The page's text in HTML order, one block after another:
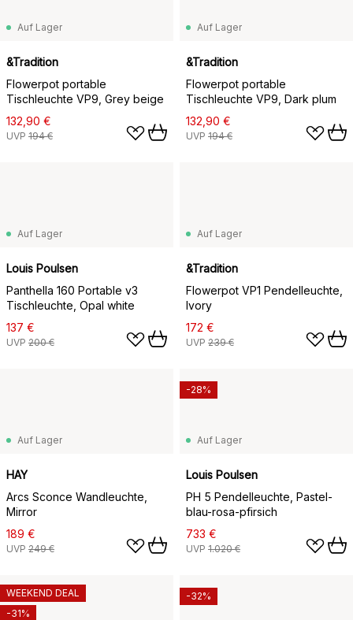
Auf Lager
&Tradition
Flowerpot portable
Tischleuchte VP9, Grey beige
132,90 €
UVP 194 €
Auf Lager
&Tradition
Flowerpot portable
Tischleuchte VP9, Dark plum
132,90 €
UVP 194 €
Auf Lager
Louis Poulsen
Panthella 160 Portable v3
Tischleuchte, Opal white
137 €
UVP 200 €
Auf Lager
&Tradition
Flowerpot VP1 Pendelleuchte,
Ivory
172 €
UVP 239 €
Auf Lager
HAY
Arcs Sconce Wandleuchte,
Mirror
189 €
UVP 249 €
Auf Lager
Louis Poulsen
PH 5 Pendelleuchte, Pastel-
blau-rosa-pfirsich
733 €
UVP 1.020 €
-28%
WEEKEND DEAL
-31%
-32%